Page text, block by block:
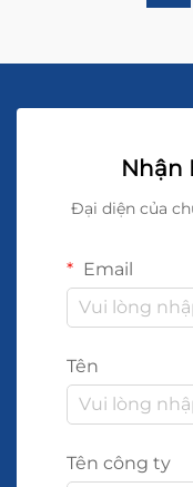
Nhận
Đại diện của
Email
Tên
Tên công ty